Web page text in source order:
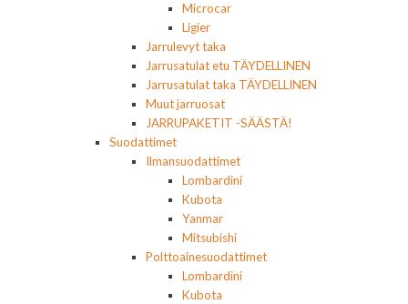
Microcar
Ligier
Jarrulevyt taka
Jarrusatulat etu TÄYDELLINEN
Jarrusatulat taka TÄYDELLINEN
Muut jarruosat
JARRUPAKETIT -SÄÄSTÄ!
Suodattimet
Ilmansuodattimet
Lombardini
Kubota
Yanmar
Mitsubishi
Polttoainesuodattimet
Lombardini
Kubota